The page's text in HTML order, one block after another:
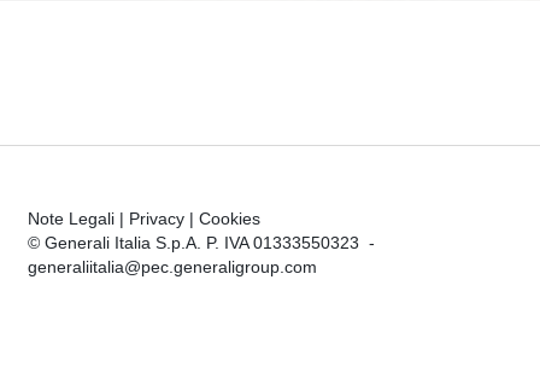
Note Legali | Privacy | Cookies
© Generali Italia S.p.A. P. IVA 01333550323 -
generaliitalia@pec.generaligroup.com